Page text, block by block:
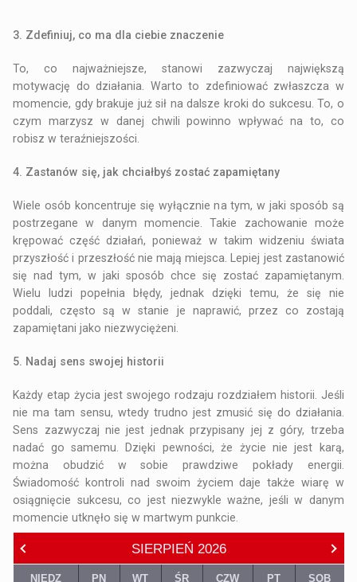
3. Zdefiniuj, co ma dla ciebie znaczenie
To, co najważniejsze, stanowi zazwyczaj największą
motywację do działania. Warto to zdefiniować zwłaszcza w
momencie, gdy brakuje już sił na dalsze kroki do sukcesu. To, o
czym marzysz w danej chwili powinno wpływać na to, co
robisz w teraźniejszości.
4. Zastanów się, jak chciałbyś zostać zapamiętany
Wiele osób koncentruje się wyłącznie na tym, w jaki sposób są
postrzegane w danym momencie. Takie zachowanie może
krępować część działań, ponieważ w takim widzeniu świata
przyszłość i przeszłość nie mają miejsca. Lepiej jest zastanowić
się nad tym, w jaki sposób chce się zostać zapamiętanym.
Wielu ludzi popełnia błędy, jednak dzięki temu, że się nie
poddali, często są w stanie je naprawić, przez co zostają
zapamiętani jako niezwyciężeni.
5. Nadaj sens swojej historii
Każdy etap życia jest swojego rodzaju rozdziałem historii. Jeśli
nie ma tam sensu, wtedy trudno jest zmusić się do działania.
Sens zazwyczaj nie jest jednak przypisany jej z góry, trzeba
nadać go samemu. Dzięki pewności, że życie nie jest karą,
można obudzić w sobie prawdziwe pokłady energii.
Świadomość kontroli nad swoim życiem daje także wiarę w
osiągnięcie sukcesu, co jest niezwykle ważne, jeśli w danym
momencie utknęło się w martwym punkcie.
SIERPIEŃ 2026
NIEDZ PN WT ŚR CZW PT SOB